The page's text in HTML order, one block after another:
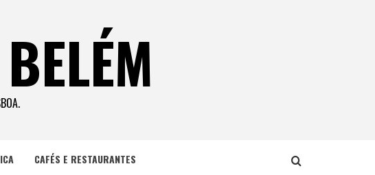
CAFÉS E RESTAURANTES